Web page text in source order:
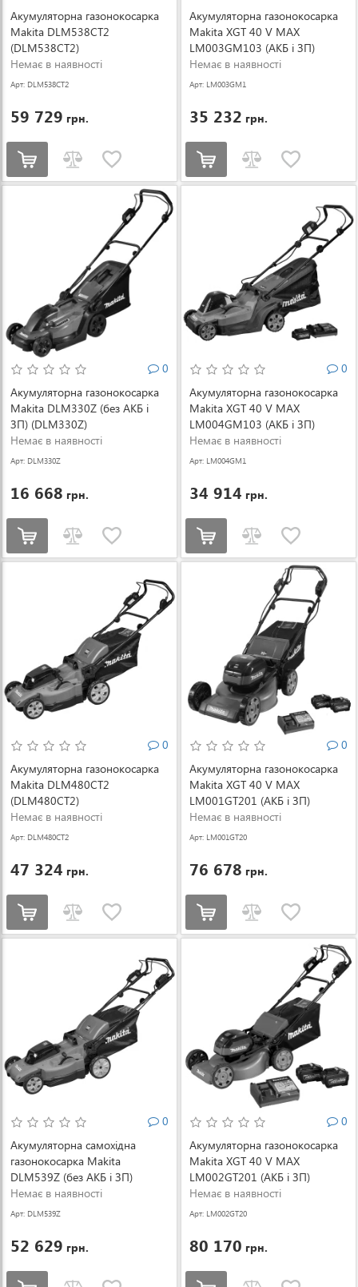
Акумуляторна газонокосарка
Makita DLM538CT2
(DLM538CT2)
Немає в наявності
Арт: DLM538CT2
59 729 грн.
Акумуляторна газонокосарка
Makita XGT 40 V MAX
LM003GM103 (АКБ і ЗП)
(LM003GM103)
Немає в наявності
Арт: LM003GM1
35 232 грн.
0
Акумуляторна газонокосарка
Makita DLM330Z (без АКБ і
ЗП) (DLM330Z)
Немає в наявності
Арт: DLM330Z
16 668 грн.
0
Акумуляторна газонокосарка
Makita XGT 40 V MAX
LM004GM103 (АКБ і ЗП)
(LM004GM103)
Немає в наявності
Арт: LM004GM1
34 914 грн.
0
Акумуляторна газонокосарка
Makita DLM480CT2
(DLM480CT2)
Немає в наявності
Арт: DLM480CT2
47 324 грн.
0
Акумуляторна газонокосарка
Makita XGT 40 V MAX
LM001GT201 (АКБ і ЗП)
(LM001GT201)
Немає в наявності
Арт: LM001GT20
76 678 грн.
0
Акумуляторна самохідна
газонокосарка Makita
DLM539Z (без АКБ і ЗП)
(DLM539Z)
Немає в наявності
Арт: DLM539Z
52 629 грн.
0
Акумуляторна газонокосарка
Makita XGT 40 V MAX
LM002GT201 (АКБ і ЗП)
(LM002GT201)
Немає в наявності
Арт: LM002GT20
80 170 грн.